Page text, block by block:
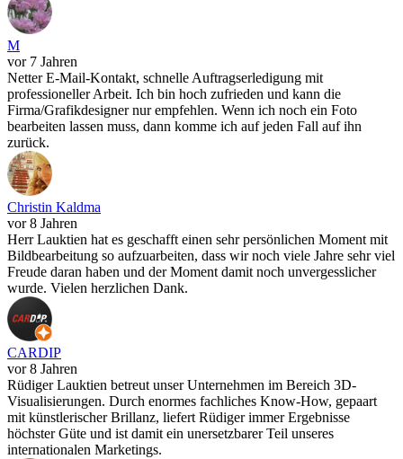
M
vor 7 Jahren
Netter E-Mail-Kontakt, schnelle Auftragserledigung mit
professioneller Arbeit. Ich bin hoch zufrieden und kann die
Firma/Grafikdesigner nur empfehlen. Wenn ich noch ein Foto
bearbeiten lassen muss, dann komme ich auf jeden Fall auf ihn
zurück.
Christin Kaldma
vor 8 Jahren
Herr Lauktien hat es geschafft einen sehr persönlichen Moment mit
Bildbearbeitung so aufzuarbeiten, dass wir noch viele Jahre sehr viel
Freude daran haben und der Moment damit noch unvergesslicher
wurde. Vielen herzlichen Dank.
CARDIP
vor 8 Jahren
Rüdiger Lauktien betreut unser Unternehmen im Bereich 3D-
Visualisierungen. Durch enormes fachliches Know-How, gepaart
mit künstlerischer Brillanz, liefert Rüdiger immer Ergebnisse
höchster Güte und ist damit ein unersetzbarer Teil unseres
internationalen Marketings.